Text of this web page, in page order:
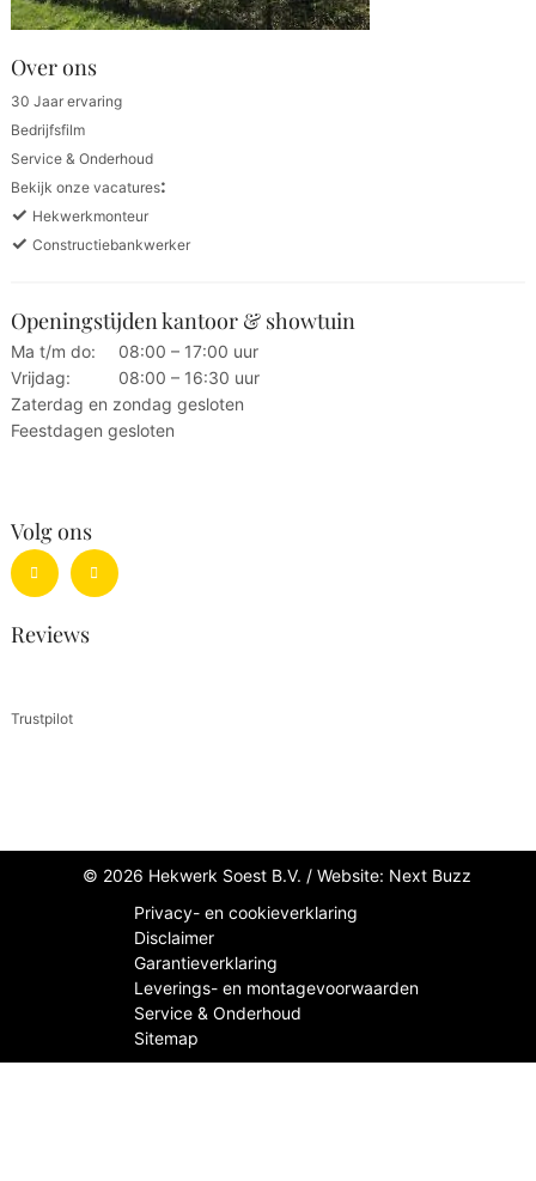
Over ons
30 Jaar ervaring
Bedrijfsfilm
Service & Onderhoud
Bekijk onze vacatures:
✓ Hekwerkmonteur
✓ Constructiebankwerker
Openingstijden kantoor & showtuin
Ma t/m do:
08:00 – 17:00 uur
Vrijdag:
08:00 – 16:30 uur
Zaterdag en zondag gesloten
Feestdagen gesloten
Volg ons
Reviews
Trustpilot
© 2026 Hekwerk Soest B.V. / Website: Next Buzz
Privacy- en cookieverklaring
Disclaimer
Garantieverklaring
Leverings- en montagevoorwaarden
Service & Onderhoud
Sitemap